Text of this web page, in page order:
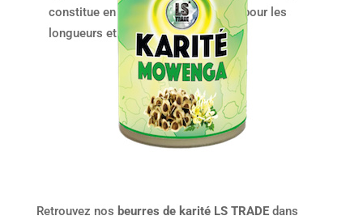
constitue en effet un excellent soin pour les
longueurs et le cuir chevelu.
Retrouvez nos beurres de karité LS TRADEdans